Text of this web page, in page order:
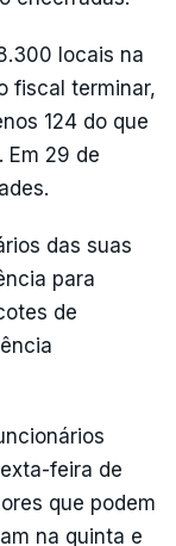
locais na
fiscal terminar,
124 do que
Em 29 de
das suas
para
de
feira de
que podem
na quinta e